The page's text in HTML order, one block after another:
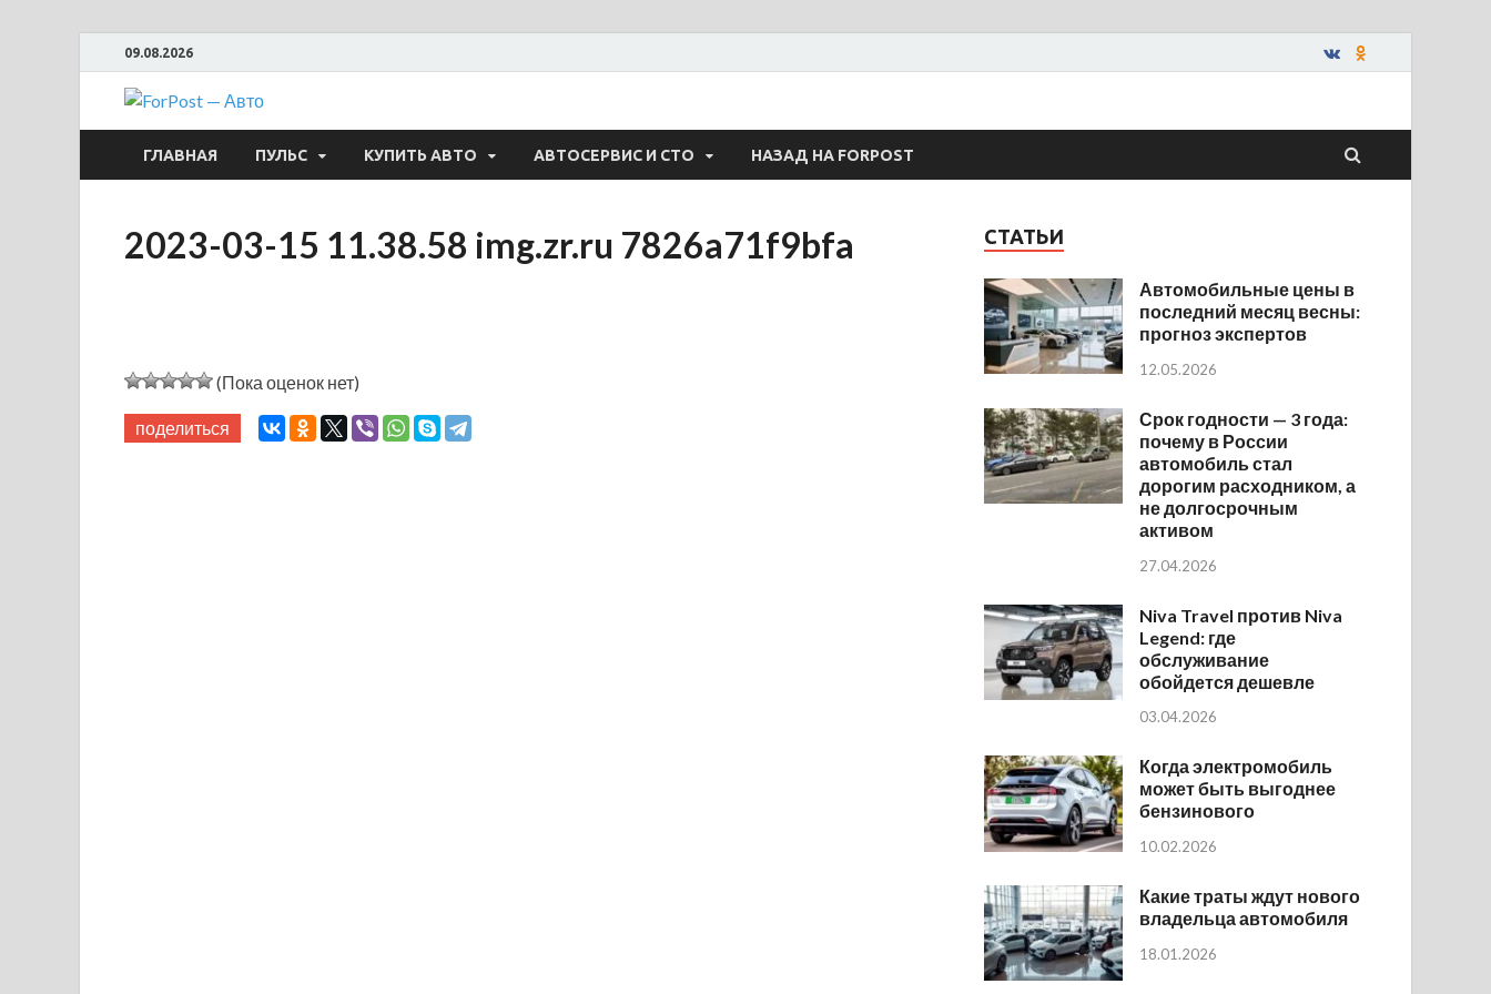
09.08.2026
ForPost — Авто
ГЛАВНАЯ ПУЛЬС КУПИТЬ АВТО АВТОСЕРВИС И СТО НАЗАД НА FORPOST
2023-03-15 11.38.58 img.zr.ru 7826a71f9bfa
(Пока оценок нет)
поделиться
СТАТЬИ
Автомобильные цены в
последний месяц весны:
прогноз экспертов
12.05.2026
Срок годности — 3 года:
почему в России
автомобиль стал
дорогим расходником, а
не долгосрочным
активом
27.04.2026
Niva Travel против Niva
Legend: где
обслуживание
обойдется дешевле
03.04.2026
Когда электромобиль
может быть выгоднее
бензинового
10.02.2026
Какие траты ждут нового
владельца автомобиля
18.01.2026